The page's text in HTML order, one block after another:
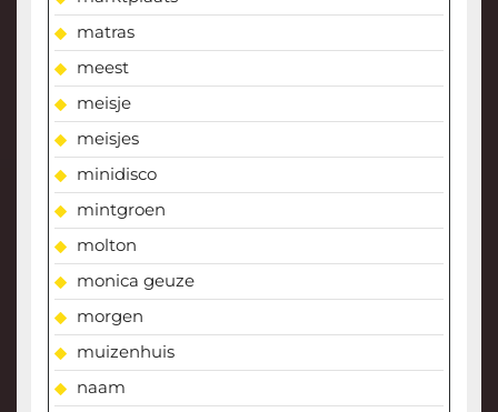
matras
meest
meisje
meisjes
minidisco
mintgroen
molton
monica geuze
morgen
muizenhuis
naam